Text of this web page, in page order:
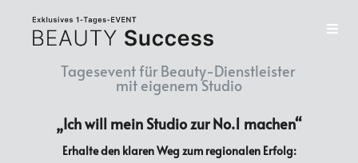
Tagesevent für Beauty-Dienstleister
mit eigenem Studio
„Ich will mein Studio zur No.1 machen“
Erhalte den klaren Weg zum regionalen Erfolg: